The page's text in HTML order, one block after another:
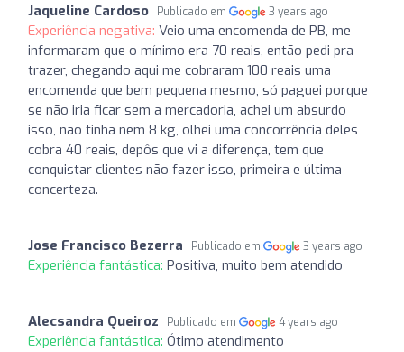
Jaqueline Cardoso Publicado em 3 years ago
Experiência negativa: Veio uma encomenda de PB, me
informaram que o mínimo era 70 reais, então pedi pra
trazer, chegando aqui me cobraram 100 reais uma
encomenda que bem pequena mesmo, só paguei porque
se não iria ficar sem a mercadoria, achei um absurdo
isso, não tinha nem 8 kg, olhei uma concorrência deles
cobra 40 reais, depôs que vi a diferença, tem que
conquistar clientes não fazer isso, primeira e última
concerteza.
Jose Francisco Bezerra Publicado em 3 years ago
Experiência fantástica: Positiva, muito bem atendido
Alecsandra Queiroz Publicado em 4 years ago
Experiência fantástica: Ótimo atendimento